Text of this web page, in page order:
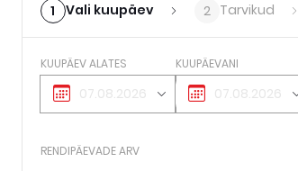
1 Vali kuupäev 2 Tarvikud
KUUPÄEV ALATES KUUPÄEVANI
RENDIPÄEVADE ARV